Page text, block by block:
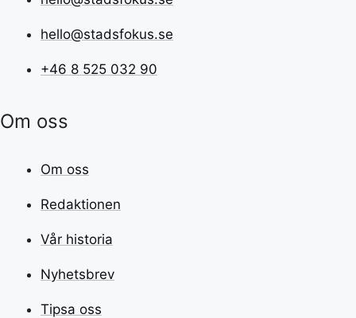
hello@stadsfokus.se
+46 8 525 032 90
Om oss
Om oss
Redaktionen
Vår historia
Nyhetsbrev
Tipsa oss